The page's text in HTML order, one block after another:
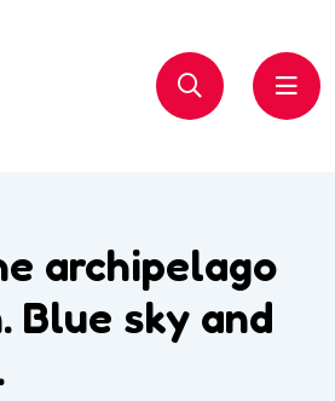
archipelago
Blue sky and